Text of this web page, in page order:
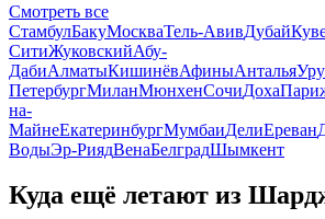
Смотреть все
СтамбулБакуМоскваТель-АвивДубай
СитиЖуковскийАбу-
ДабиАлматыКишинёвАфиныАнталья
ПетербургМиланМюнхенСочиДоха
на-
МайнеЕкатеринбургМумбаиДелиЕреван
ВодыЭр-РиядВенаБелградШымкент
Куда ещё летают из